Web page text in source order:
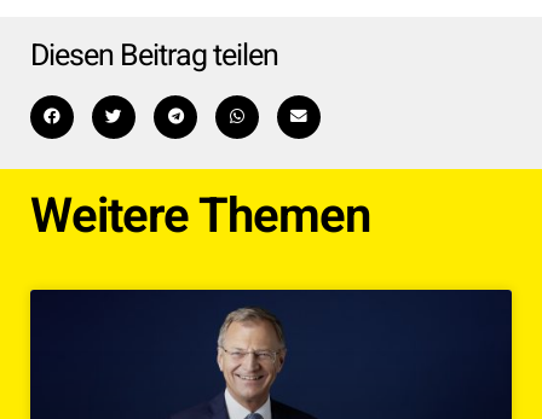
Diesen Beitrag teilen
Weitere Themen